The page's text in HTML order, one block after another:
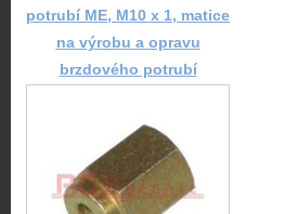
potrubí ME, M10 x 1, matice
na výrobu a opravu
brzdového potrubí